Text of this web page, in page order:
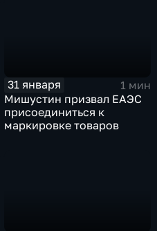
31 января
1 мин
Мишустин призвал ЕАЭС
присоединиться к
маркировке товаров